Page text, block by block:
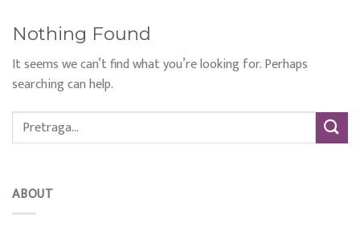
Nothing Found
It seems we can’t find what you’re looking for. Perhaps
searching can help.
ABOUT